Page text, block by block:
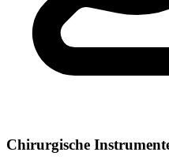
Chirurgische